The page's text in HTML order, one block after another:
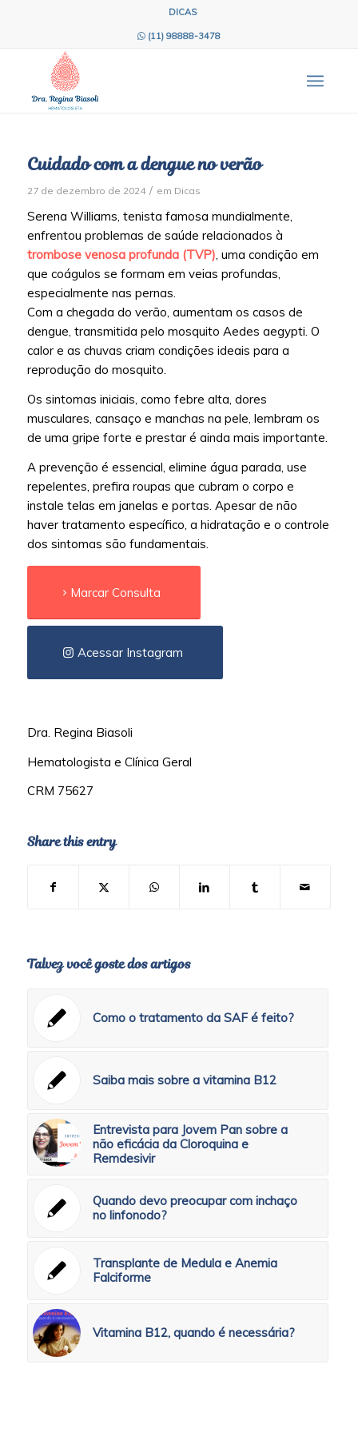
DICAS
(11) 98888-3478
Cuidado com a dengue no verão
27 de dezembro de 2024 / em Dicas
Serena Williams, tenista famosa mundialmente,
enfrentou problemas de saúde relacionados à
trombose venosa profunda (TVP), uma condição em
que coágulos se formam em veias profundas,
especialmente nas pernas.
Com a chegada do verão, aumentam os casos de
dengue, transmitida pelo mosquito Aedes aegypti. O
calor e as chuvas criam condições ideais para a
reprodução do mosquito.
Os sintomas iniciais, como febre alta, dores
musculares, cansaço e manchas na pele, lembram os
de uma gripe forte e prestar é ainda mais importante.
A prevenção é essencial, elimine água parada, use
repelentes, prefira roupas que cubram o corpo e
instale telas em janelas e portas. Apesar de não
haver tratamento específico, a hidratação e o controle
dos sintomas são fundamentais.
Marcar Consulta
Acessar Instagram
Dra. Regina Biasoli
Hematologista e Clínica Geral
CRM 75627
Share this entry
Talvez você goste dos artigos
Como o tratamento da SAF é feito?
Saiba mais sobre a vitamina B12
Entrevista para Jovem Pan sobre a
não eficácia da Cloroquina e
Remdesivir
Quando devo preocupar com inchaço
no linfonodo?
Transplante de Medula e Anemia
Falciforme
Vitamina B12, quando é necessária?